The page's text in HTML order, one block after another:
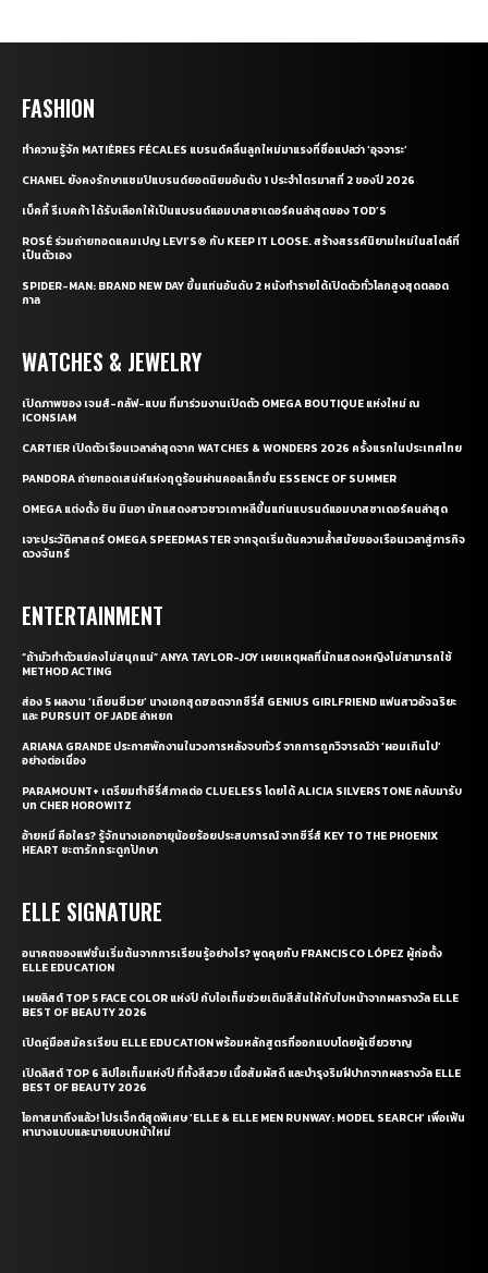
FASHION
ทำความรู้จัก MATIÈRES FÉCALES แบรนด์คลื่นลูกใหม่มาแรงที่ชื่อแปลว่า ‘อุจจาระ’
CHANEL ยังคงรักษาแชมป์แบรนด์ยอดนิยมอันดับ 1 ประจำไตรมาสที่ 2 ของปี 2026
เบ็คกี้ รีเบคก้า ได้รับเลือกให้เป็นแบรนด์แอมบาสซาเดอร์คนล่าสุดของ TOD’S
ROSÉ ร่วมถ่ายทอดแคมเปญ LEVI’S® กับ KEEP IT LOOSE. สร้างสรรค์นิยามใหม่ในสไตล์ที่
เป็นตัวเอง
SPIDER-MAN: BRAND NEW DAY ขึ้นแท่นอันดับ 2 หนังทำรายได้เปิดตัวทั่วโลกสูงสุดตลอด
กาล
WATCHES & JEWELRY
เปิดภาพของ เจมส์-กลัฟ-แบม ที่มาร่วมงานเปิดตัว OMEGA BOUTIQUE แห่งใหม่ ณ
ICONSIAM
CARTIER เปิดตัวเรือนเวลาล่าสุดจาก WATCHES & WONDERS 2026 ครั้งแรกในประเทศไทย
PANDORA ถ่ายทอดเสน่ห์แห่งฤดูร้อนผ่านคอลเล็กชั่น ESSENCE OF SUMMER
OMEGA แต่งตั้ง ชิน มินอา นักแสดงสาวชาวเกาหลีขึ้นแท่นแบรนด์แอมบาสซาเดอร์คนล่าสุด
เจาะประวัติศาสตร์ OMEGA SPEEDMASTER จากจุดเริ่มต้นความล้ำสมัยของเรือนเวลาสู่ภารกิจ
ดวงจันทร์
ENTERTAINMENT
“ถ้ามัวทำตัวแย่คงไม่สนุกแน่” ANYA TAYLOR-JOY เผยเหตุผลที่นักแสดงหญิงไม่สามารถใช้
METHOD ACTING
ส่อง 5 ผลงาน ‘เถียนซีเวย’ นางเอกสุดฮอตจากซีรี่ส์ GENIUS GIRLFRIEND แฟนสาวอัจฉริยะ
และ PURSUIT OF JADE ล่าหยก
ARIANA GRANDE ประกาศพักงานในวงการหลังจบทัวร์ จากการถูกวิจารณ์ว่า ‘ผอมเกินไป’
อย่างต่อเนื่อง
PARAMOUNT+ เตรียมทำซีรี่ส์ภาคต่อ CLUELESS โดยได้ ALICIA SILVERSTONE กลับมารับ
บท CHER HOROWITZ
อ้ายหมี่ คือใคร? รู้จักนางเอกอายุน้อยร้อยประสบการณ์ จากซีรี่ส์ KEY TO THE PHOENIX
HEART ชะตารักกระดูกปักษา
ELLE SIGNATURE
อนาคตของแฟชั่นเริ่มต้นจากการเรียนรู้อย่างไร? พูดคุยกับ FRANCISCO LÓPEZ ผู้ก่อตั้ง
ELLE EDUCATION
เผยลิสต์ TOP 5 FACE COLOR แห่งปี กับไอเท็มช่วยเติมสีสันให้กับใบหน้าจากผลรางวัล ELLE
BEST OF BEAUTY 2026
เปิดคู่มือสมัครเรียน ELLE EDUCATION พร้อมหลักสูตรที่ออกแบบโดยผู้เชี่ยวชาญ
เปิดลิสต์ TOP 6 ลิปไอเท็มแห่งปี ที่ทั้งสีสวย เนื้อสัมผัสดี และบำรุงริมฝีปากจากผลรางวัล ELLE
BEST OF BEAUTY 2026
โอกาสมาถึงแล้ว! โปรเจ็กต์สุดพิเศษ ‘ELLE & ELLE MEN RUNWAY: MODEL SEARCH’ เพื่อเฟ้น
หานางแบบและนายแบบหน้าใหม่